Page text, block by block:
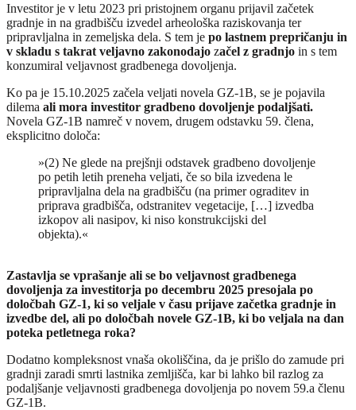
Investitor je v letu 2023 pri pristojnem organu prijavil začetek
gradnje in na gradbišču izvedel arheološka raziskovanja ter
pripravljalna in zemeljska dela. S tem je po lastnem prepričanju in
v skladu s takrat veljavno zakonodajo začel z gradnjo in s tem
konzumiral veljavnost gradbenega dovoljenja.
Ko pa je 15.10.2025 začela veljati novela GZ-1B, se je pojavila
dilema ali mora investitor gradbeno dovoljenje podaljšati.
Novela GZ-1B namreč v novem, drugem odstavku 59. člena,
eksplicitno določa:
»(2) Ne glede na prejšnji odstavek gradbeno dovoljenje
po petih letih preneha veljati, če so bila izvedena le
pripravljalna dela na gradbišču (na primer ograditev in
priprava gradbišča, odstranitev vegetacije, […] izvedba
izkopov ali nasipov, ki niso konstrukcijski del
objekta).«
Zastavlja se vprašanje ali se bo veljavnost gradbenega
dovoljenja za investitorja po decembru 2025 presojala po
določbah GZ-1, ki so veljale v času prijave začetka gradnje in
izvedbe del, ali po določbah novele GZ-1B, ki bo veljala na dan
poteka petletnega roka?
Dodatno kompleksnost vnaša okoliščina, da je prišlo do zamude pri
gradnji zaradi smrti lastnika zemljišča, kar bi lahko bil razlog za
podaljšanje veljavnosti gradbenega dovoljenja po novem 59.a členu
GZ-1B.